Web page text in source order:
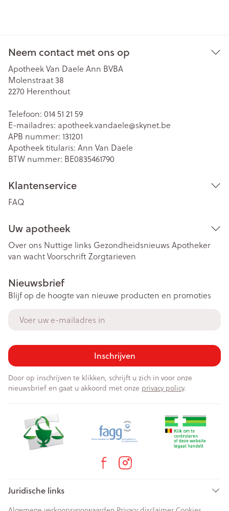
Neem contact met ons op
Apotheek Van Daele Ann BVBA
Molenstraat 38
2270 Herenthout
Telefoon: 014 51 21 59
E-mailadres: apotheek.vandaele@skynet.be
APB nummer: 131201
Apotheek titularis: Ann Van Daele
BTW nummer: BE0835461790
Klantenservice
FAQ
Uw apotheek
Over ons Nuttige links Gezondheidsnieuws Apotheker
van wachtVoorschriftZorgtarieven
Nieuwsbrief
Blijf op de hoogte van nieuwe producten en promoties
Inschrijven
Door op inschrijven te klikken, schrijft u zich in voor onze
nieuwsbrief en gaat u akkoord met onze privacy policy.
Juridische links